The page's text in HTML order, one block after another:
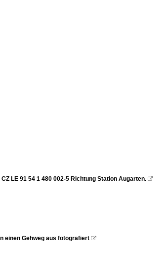
LE 91 54 1 480 002-5 Richtung Station Augarten. 
einen Gehweg aus fotografiert 